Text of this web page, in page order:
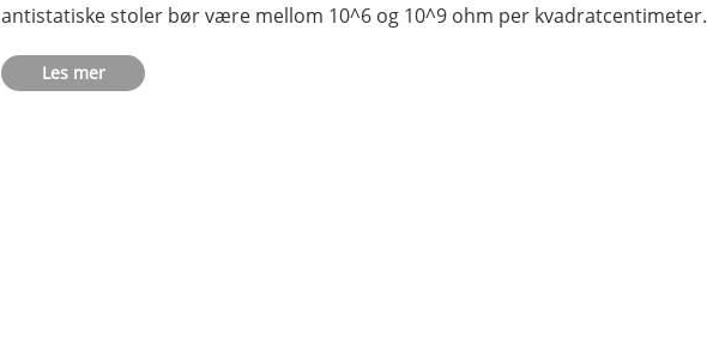
antistatiske stoler bør være mellom 10^6 og 10^9 ohm per kvadratcentimeter.
Les mer